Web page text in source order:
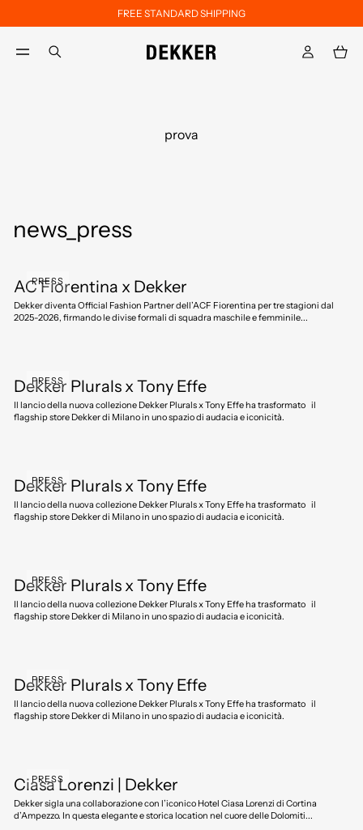
FREE STANDARD SHIPPING
prova
news_press
PRESS
AC Fiorentina x Dekker
Dekker diventa Official Fashion Partner dell’ACF Fiorentina per tre stagioni dal
2025-2026, firmando le divise formali di squadra maschile e femminile...
PRESS
Dekker Plurals x Tony Effe
Il lancio della nuova collezione Dekker Plurals x Tony Effe ha trasformato il
flagship store Dekker di Milano in uno spazio di audacia e iconicità.
PRESS
Dekker Plurals x Tony Effe
Il lancio della nuova collezione Dekker Plurals x Tony Effe ha trasformato il
flagship store Dekker di Milano in uno spazio di audacia e iconicità.
PRESS
Dekker Plurals x Tony Effe
Il lancio della nuova collezione Dekker Plurals x Tony Effe ha trasformato il
flagship store Dekker di Milano in uno spazio di audacia e iconicità.
PRESS
Dekker Plurals x Tony Effe
Il lancio della nuova collezione Dekker Plurals x Tony Effe ha trasformato il
flagship store Dekker di Milano in uno spazio di audacia e iconicità.
PRESS
Ciasa Lorenzi | Dekker
Dekker sigla una collaborazione con l’iconico Hotel Ciasa Lorenzi di Cortina
d’Ampezzo. In questa elegante e storica location nel cuore delle Dolomiti...